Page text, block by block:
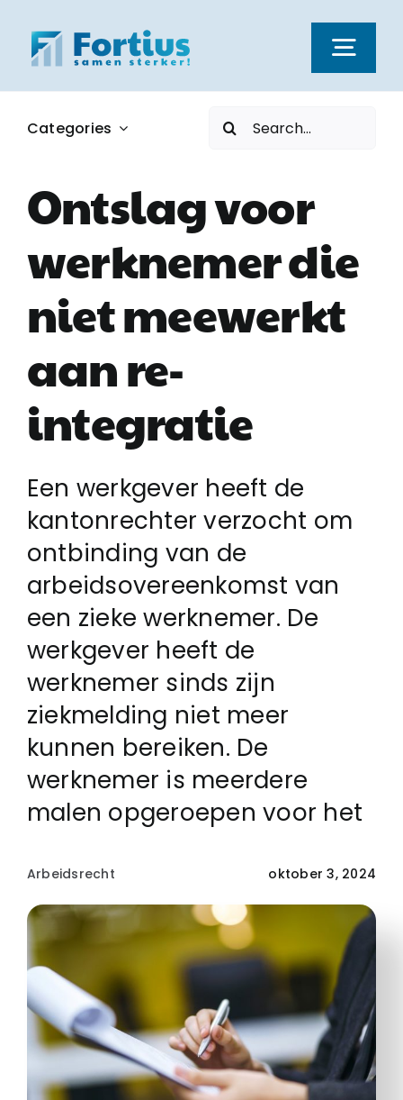
naar
inhoud
Kernwaarden
Nieuws
Vacatures
Klachtenregeling
Contact
Categories
Zoeken
naar:
Ontslag voor
werknemer die
niet meewerkt
aan re-
integratie
Een werkgever heeft de
kantonrechter verzocht om
ontbinding van de
arbeidsovereenkomst van
een zieke werknemer. De
werkgever heeft de
werknemer sinds zijn
ziekmelding niet meer
kunnen bereiken. De
werknemer is meerdere
malen opgeroepen voor het
Arbeidsrecht oktober 3, 2024